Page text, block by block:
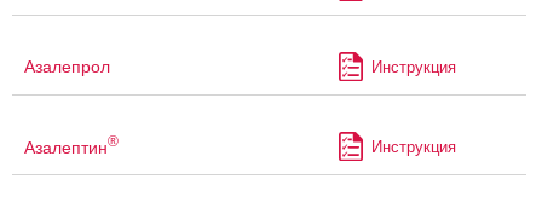
Азалепрол Инструкция
Азалептин® Инструкция